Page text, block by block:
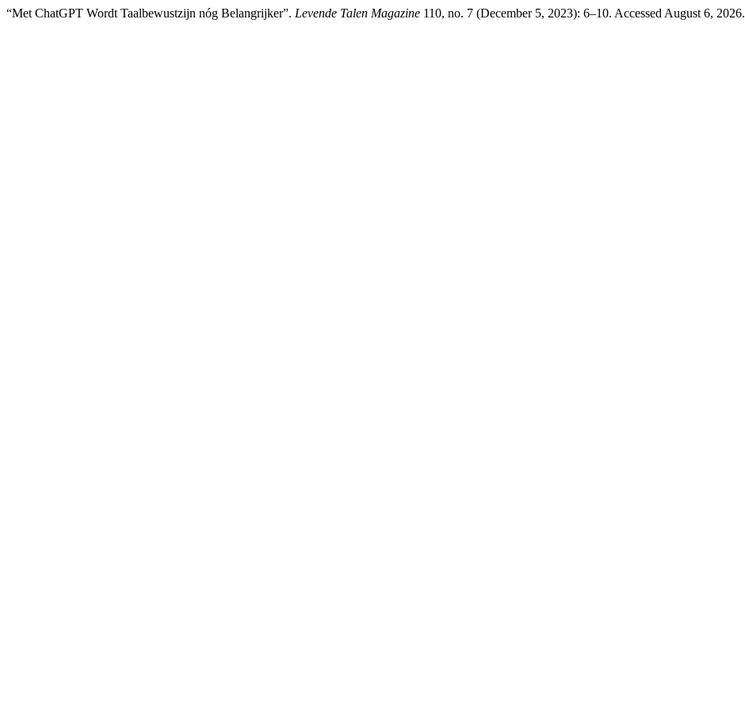
“Met ChatGPT Wordt Taalbewustzijn nóg Belangrijker”. Levende Talen Magazine 110, no. 7 (December 5, 2023): 6–10. Accessed August 6, 2026.